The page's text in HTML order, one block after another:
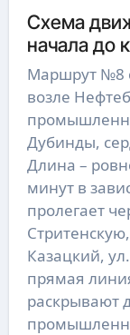
Схема
начала до
Маршрут №8
возле
Дубинды,
Длина –
минут в
пролегает
Казацкий,
прямая
раскрывают